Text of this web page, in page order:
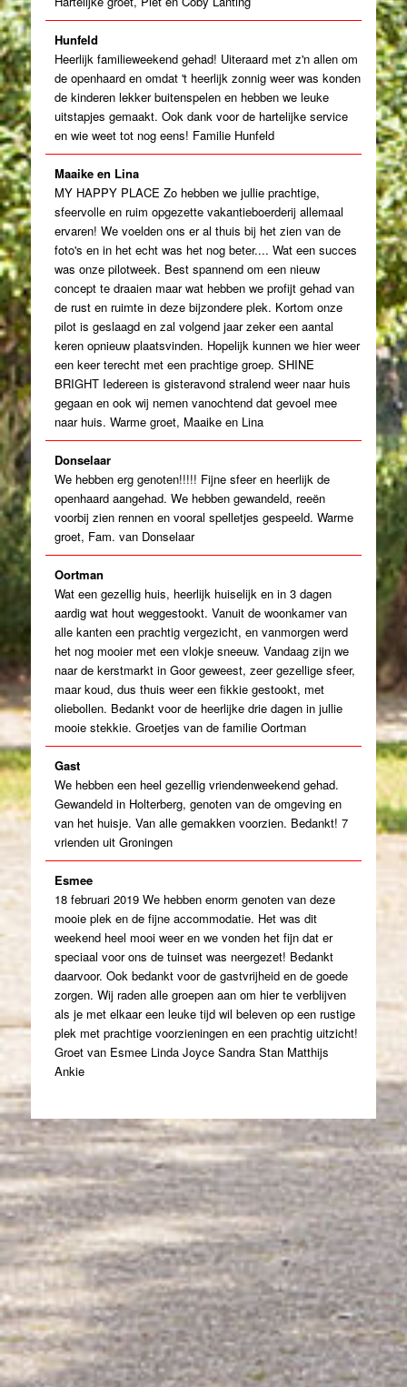
Hunfeld
Heerlijk familieweekend gehad! Uiteraard met z'n allen om
de openhaard en omdat 't heerlijk zonnig weer was konden
de kinderen lekker buitenspelen en hebben we leuke
uitstapjes gemaakt. Ook dank voor de hartelijke service
en wie weet tot nog eens! Familie Hunfeld
Maaike en Lina
MY HAPPY PLACE Zo hebben we jullie prachtige,
sfeervolle en ruim opgezette vakantieboerderij allemaal
ervaren! We voelden ons er al thuis bij het zien van de
foto's en in het echt was het nog beter.... Wat een succes
was onze pilotweek. Best spannend om een nieuw
concept te draaien maar wat hebben we profijt gehad van
de rust en ruimte in deze bijzondere plek. Kortom onze
pilot is geslaagd en zal volgend jaar zeker een aantal
keren opnieuw plaatsvinden. Hopelijk kunnen we hier weer
een keer terecht met een prachtige groep. SHINE
BRIGHT Iedereen is gisteravond stralend weer naar huis
gegaan en ook wij nemen vanochtend dat gevoel mee
naar huis. Warme groet, Maaike en Lina
Donselaar
We hebben erg genoten!!!!! Fijne sfeer en heerlijk de
openhaard aangehad. We hebben gewandeld, reeën
voorbij zien rennen en vooral spelletjes gespeeld. Warme
groet, Fam. van Donselaar
Oortman
Wat een gezellig huis, heerlijk huiselijk en in 3 dagen
aardig wat hout weggestookt. Vanuit de woonkamer van
alle kanten een prachtig vergezicht, en vanmorgen werd
het nog mooier met een vlokje sneeuw. Vandaag zijn we
naar de kerstmarkt in Goor geweest, zeer gezellige sfeer,
maar koud, dus thuis weer een fikkie gestookt, met
oliebollen. Bedankt voor de heerlijke drie dagen in jullie
mooie stekkie. Groetjes van de familie Oortman
Gast
We hebben een heel gezellig vriendenweekend gehad.
Gewandeld in Holterberg, genoten van de omgeving en
van het huisje. Van alle gemakken voorzien. Bedankt! 7
vrienden uit Groningen
Esmee
18 februari 2019 We hebben enorm genoten van deze
mooie plek en de fijne accommodatie. Het was dit
weekend heel mooi weer en we vonden het fijn dat er
speciaal voor ons de tuinset was neergezet! Bedankt
daarvoor. Ook bedankt voor de gastvrijheid en de goede
zorgen. Wij raden alle groepen aan om hier te verblijven
als je met elkaar een leuke tijd wil beleven op een rustige
plek met prachtige voorzieningen en een prachtig uitzicht!
Groet van Esmee Linda Joyce Sandra Stan Matthijs
Ankie